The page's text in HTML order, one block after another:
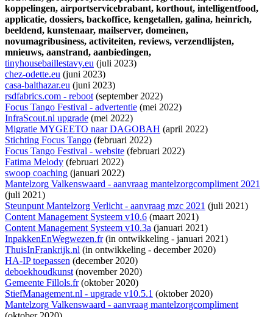
koppelingen, airportservicebrabant, korthout, intelligentfood,
applicatie, dossiers, backoffice, kengetallen, galina, heinrich,
beeldend, kunstenaar, mailserver, domeinen,
novumagribusiness, activiteiten, reviews, verzendlijsten,
mnieuws, aanstrand, aanbiedingen,
tinyhousebaillestavy.eu (juli 2023)
chez-odette.eu (juni 2023)
casa-balthazar.eu (juni 2023)
rsdfabrics.com - reboot(september 2022)
Focus Tango Festival - advertentie (mei 2022)
InfraScout.nl upgrade (mei 2022)
Migratie MYGEETO naar DAGOBAH (april 2022)
Stichting Focus Tango (februari 2022)
Focus Tango Festival - website (februari 2022)
Fatima Melody (februari 2022)
swoop coaching (januari 2022)
Mantelzorg Valkenswaard - aanvraag mantelzorgcompliment 2021
(juli 2021)
Steunpunt Mantelzorg Verlicht - aanvraag mzc 2021 (juli 2021)
Content Management Systeem v10.6 (maart 2021)
Content Management Systeem v10.3a (januari 2021)
InpakkenEnWegwezen.fr(in ontwikkeling - januari 2021)
ThuisInFrankrijk.nl (in ontwikkeling - december 2020)
HA-IP toepassen (december 2020)
deboekhoudkunst(november 2020)
Gemeente Fillols.fr(oktober 2020)
StiefManagement.nl - upgrade v10.5.1 (oktober 2020)
Mantelzorg Valkenswaard - aanvraag mantelzorgcompliment